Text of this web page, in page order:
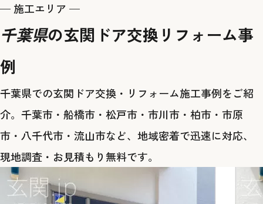
— 施工エリア —
千葉県の玄関ドア交換リフォーム事
例
千葉県での玄関ドア交換・リフォーム施工事例をご紹
介。千葉市・船橋市・松戸市・市川市・柏市・市原
市・八千代市・流山市など、地域密着で迅速に対応、
現地調査・お見積もり無料です。